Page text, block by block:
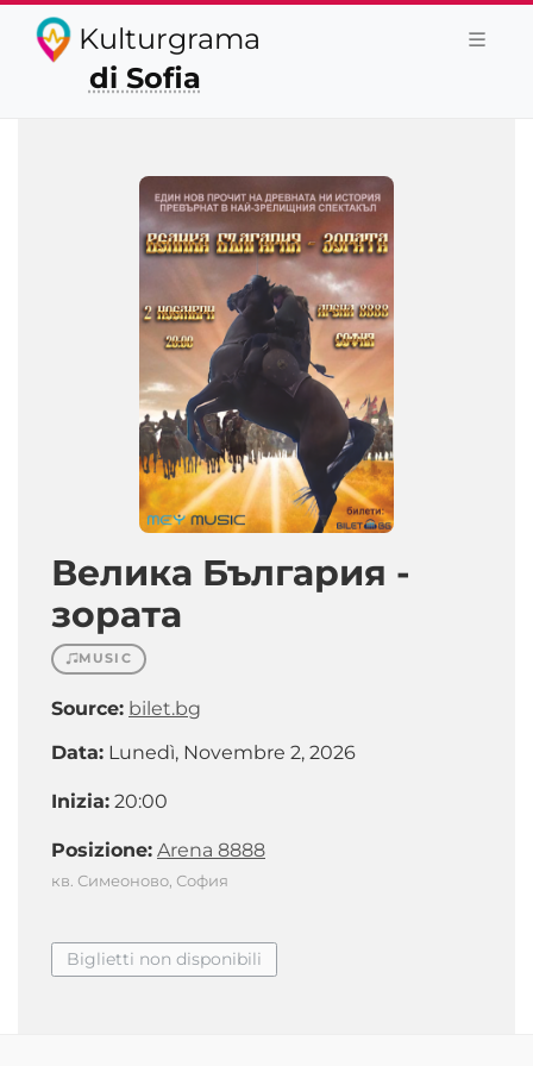
Kulturgrama
di Sofia
Велика България -
зората
MUSIC
Source: bilet.bg
Data: Lunedì, Novembre 2, 2026
Inizia: 20:00
Posizione: Arena 8888
кв. Симеоново, София
Biglietti non disponibili